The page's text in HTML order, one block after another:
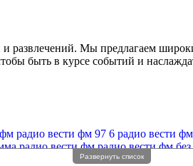
Мы предлагаем
быть в курсе событий и
радио вести фм 97 6 радио вести
радио вести фм радио вести фм
новости волна Развернуть список